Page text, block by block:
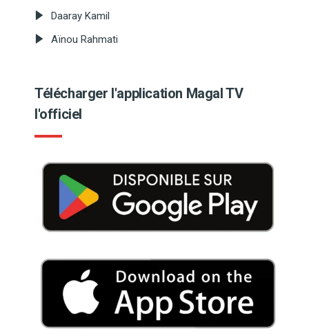
Daaray Kamil
Aïnou Rahmati
Télécharger l'application Magal TV
l'officiel